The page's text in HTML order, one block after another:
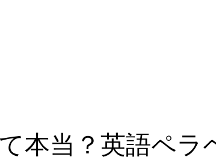
本当？英語ペラ